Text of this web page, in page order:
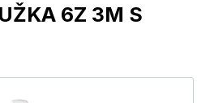
6Z 3M S